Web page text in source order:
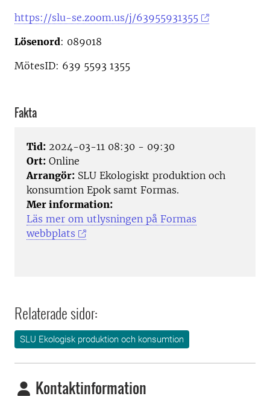
https://slu-se.zoom.us/j/63955931355
Lösenord: 089018
MötesID: 639 5593 1355
Fakta
Tid: 2024-03-11 08:30 - 09:30
Ort: Online
Arrangör: SLU Ekologiskt produktion och
konsumtion Epok samt Formas.
Mer information:
Läs mer om utlysningen på Formas
webbplats
Relaterade sidor:
SLU Ekologisk produktion och konsumtion
Kontaktinformation